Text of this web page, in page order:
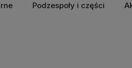
Podzespoły i części